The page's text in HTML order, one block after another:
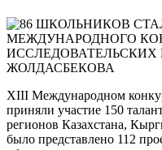
XIII Международном
приняли участие 150
регионов Казахстана,
было представлено 112